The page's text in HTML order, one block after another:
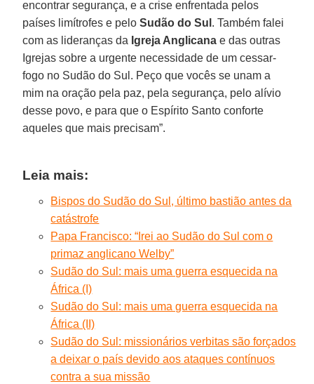
encontrar segurança, e a crise enfrentada pelos
países limítrofes e peloSudão do Sul . Também falei
com as lideranças da Igreja Anglicana e das outras
Igrejas sobre a urgente necessidade de um cessar-
fogo no Sudão do Sul. Peço que vocês se unam a
mim na oração pela paz, pela segurança, pelo alívio
desse povo, e para que o Espírito Santo conforte
aqueles que mais precisam”.
Leia mais:
Bispos do Sudão do Sul, último bastião antes da
catástrofe
Papa Francisco: “Irei ao Sudão do Sul com o
primaz anglicano Welby”
Sudão do Sul: mais uma guerra esquecida na
África (I)
Sudão do Sul: mais uma guerra esquecida na
África (II)
Sudão do Sul: missionários verbitas são forçados
a deixar o país devido aos ataques contínuos
contra a sua missão